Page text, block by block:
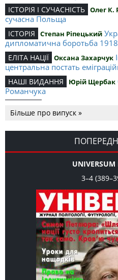
ІСТОРІЯ І СУЧАСНІСТЬ Олег К.
сучасна Польща
ІСТОРІЯ Степан Ріпецький
дипломатична боротьба
ЕЛІТА НАЦІЇ Оксана Захарчук
центральна постать
НАШІ ВИДАННЯ Юрій Щербак
Романчука
Романчука
СЛОВО РЕДАКЦІЙНЕ Олег К.
як уособлення української
Більше про випуск »
3–4